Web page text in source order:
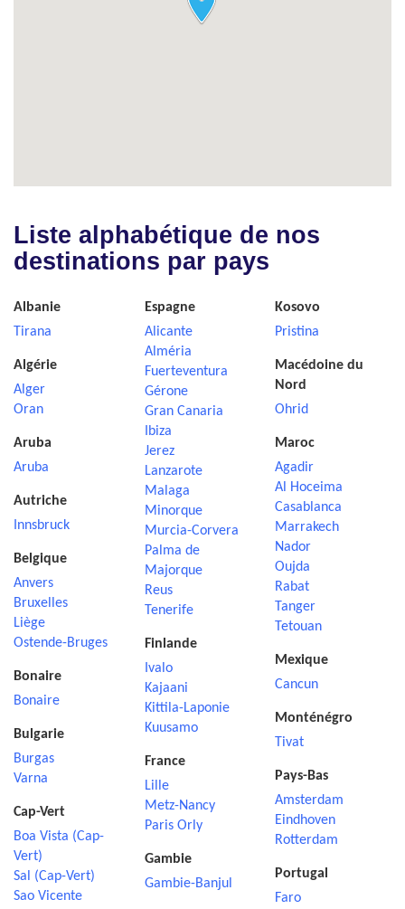
Liste alphabétique de nos
destinations par pays
Albanie
Tirana
Algérie
Alger
Oran
Aruba
Aruba
Autriche
Innsbruck
Belgique
Anvers
Bruxelles
Liège
Ostende-Bruges
Bonaire
Bonaire
Bulgarie
Burgas
Varna
Cap-Vert
Boa Vista (Cap-
Vert)
Sal (Cap-Vert)
Sao Vicente
Espagne
Alicante
Alméria
Fuerteventura
Gérone
Gran Canaria
Ibiza
Jerez
Lanzarote
Malaga
Minorque
Murcia-Corvera
Palma de
Majorque
Reus
Tenerife
Finlande
Ivalo
Kajaani
Kittila-Laponie
Kuusamo
France
Lille
Metz-Nancy
Paris Orly
Gambie
Gambie-Banjul
Kosovo
Pristina
Macédoine du
Nord
Ohrid
Maroc
Agadir
Al Hoceima
Casablanca
Marrakech
Nador
Oujda
Rabat
Tanger
Tetouan
Mexique
Cancun
Monténégro
Tivat
Pays-Bas
Amsterdam
Eindhoven
Rotterdam
Portugal
Faro